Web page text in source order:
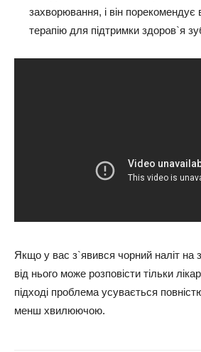
захворювання, і він порекомендує
терапію для підтримки здоров`я
Якщо у вас з`явився чорний наліт на
від нього може розповісти тільки
підході проблема усувається
менш хвилюючою.